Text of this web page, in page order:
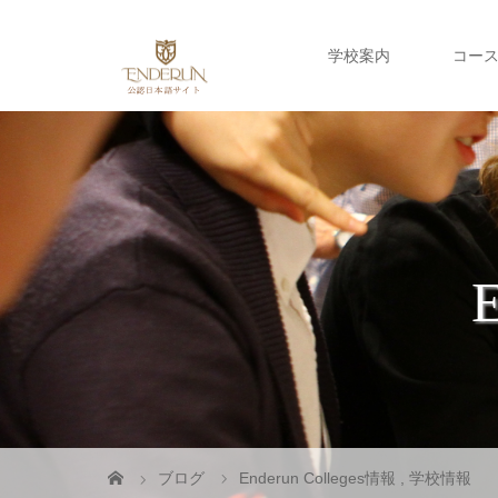
学校案内 コー
ブログ Enderun Colleges情報 学校情報